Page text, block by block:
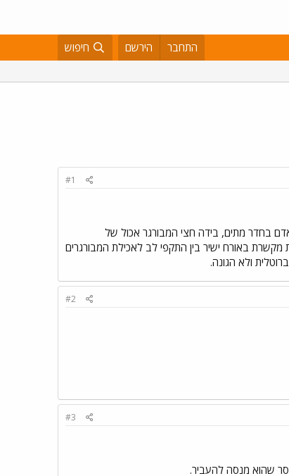
התחבר הירשם חיפוש
#1
בחדר מתים, בידה חצי המבורגר אכול של
באורח ישיר בין התקפי לב לאכילת המבורגרים
ולא הגונה.
#2
#3
שהוא מנסה להעביר.